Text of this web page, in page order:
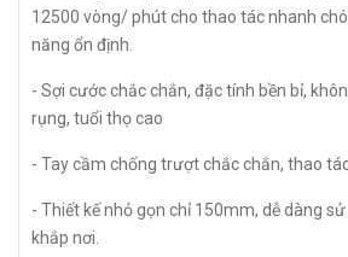
12500 vòng/ phút cho thao tác nhanh
năng ổn định.
- Sợi cước chắc chắn, đặc tính bền bỉ,
rụng, tuổi thọ cao
- Tay cầm chống trượt chắc chắn, thao
- Thiết kế nhỏ gọn chỉ 150mm, dễ dàng
khắp nơi.